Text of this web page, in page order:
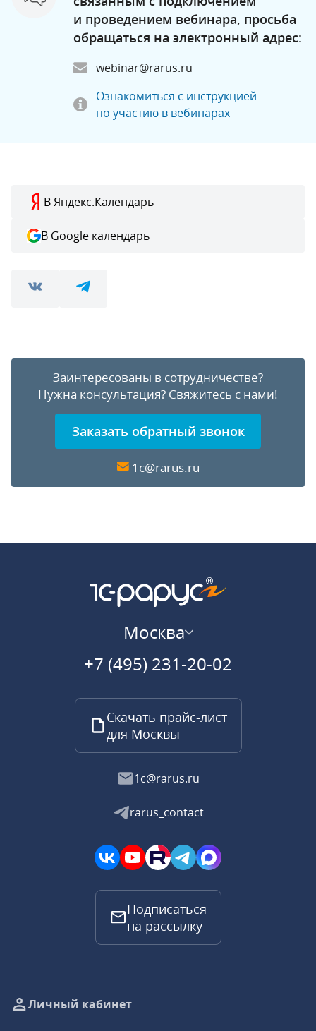
и проведением вебинара, просьба
обращаться на электронный адрес:
webinar@rarus.ru
Ознакомиться с инструкцией
по участию в вебинарах
В Яндекс.Календарь
В Google календарь
Заинтересованы в сотрудничестве?
Нужна консультация? Свяжитесь с нами!
Заказать обратный звонок
1c@rarus.ru
Москва
+7 (495) 231-20-02
Скачать прайс-лист
для Москвы
1c@rarus.ru
rarus_contact
Подписаться
на рассылку
Личный кабинет